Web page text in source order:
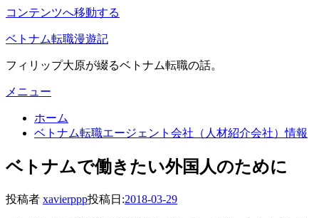
コンテンツへ移動する
ベトナム転職漫遊記
フィリップ大原が綴るベトナム転職の話。
メニュー
ホーム
ベトナム転職エージェント会社（人材紹介会社）情報
ベトナムで働きたい外国人のために
投稿者 xavierppp投稿日:2018-03-29